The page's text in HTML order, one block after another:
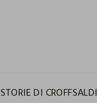
STORIE DI CROFFSALDI